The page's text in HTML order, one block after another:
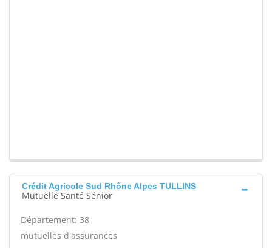
Crédit Agricole Sud Rhône Alpes TULLINS
Mutuelle Santé Sénior
Département: 38
mutuelles d'assurances